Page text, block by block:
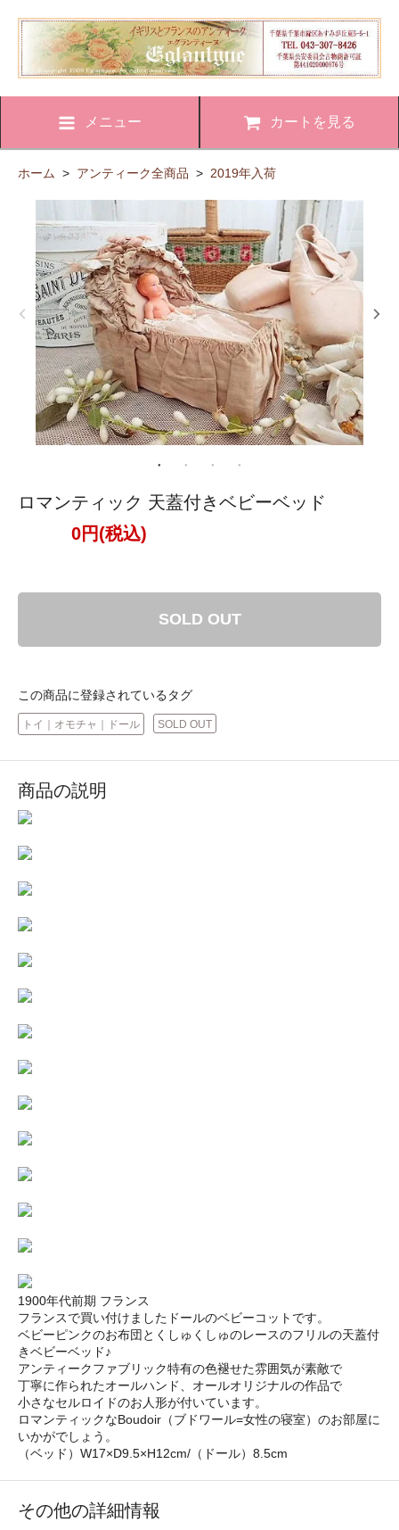
メニュー カートを見る
ホーム > アンティーク全商品 > 2019年入荷
ロマンティック 天蓋付きベビーベッド
0円(税込)
SOLD OUT
この商品に登録されているタグ
トイ｜オモチャ｜ドール SOLD OUT
商品の説明
1900年代前期 フランス
フランスで買い付けましたドールのベビーコットです。
ベビーピンクのお布団とくしゅくしゅのレースのフリルの天蓋付
きベビーベッド♪
アンティークファブリック特有の色褪せた雰囲気が素敵で
丁寧に作られたオールハンド、オールオリジナルの作品で
小さなセルロイドのお人形が付いています。
ロマンティックなBoudoir（ブドワール=女性の寝室）のお部屋に
いかがでしょう。
（ベッド）W17×D9.5×H12cm/（ドール）8.5cm
その他の詳細情報